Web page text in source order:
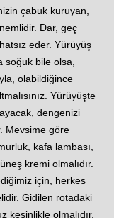
çabuk kuruyan,
Dar, geç
eder. Yürüyüş
soğuk bile olsa,
olabildiğince
Yürüyüşte
dengenizi
Mevsime göre
kafa lambası,
kremi olmalıdır.
için, herkes
Gidilen rotadaki
olmalıdır.